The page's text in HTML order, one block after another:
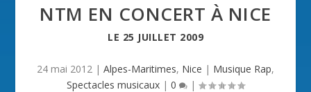
NTM EN CONCERT À NICE
LE 25 JUILLET 2009
24 mai 2012 | Alpes-Maritimes, Nice | Musique Rap,
Spectacles musicaux | 0 |